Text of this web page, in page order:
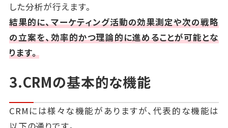
した分析が行えます。
結果的に、マーケティング活動の効果測定や次の戦略
の立案を、効率的かつ理論的に進めることが可能とな
ります。
3.CRMの基本的な機能
CRMには様々な機能がありますが、代表的な機能は